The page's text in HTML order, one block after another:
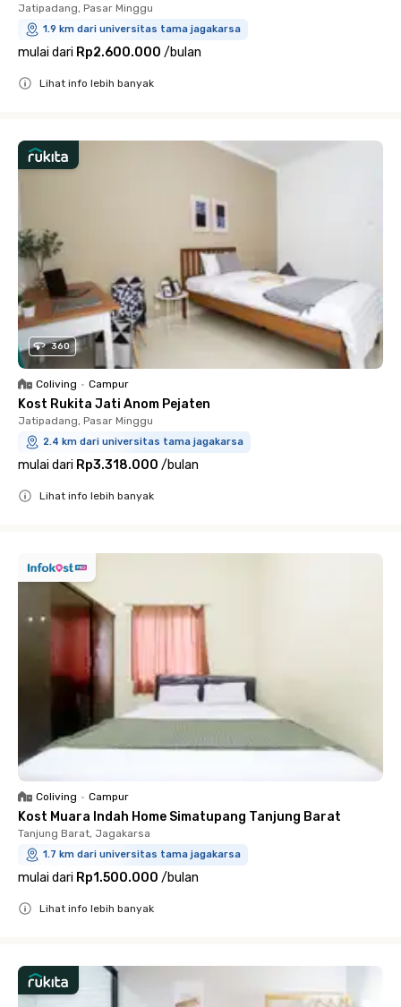
Jatipadang, Pasar Minggu
1.9 km dari universitas tama jagakarsa
mulai dari Rp2.600.000 /bulan
Lihat info lebih banyak
360
Coliving • Campur
Kost Rukita Jati Anom Pejaten
Jatipadang, Pasar Minggu
2.4 km dari universitas tama jagakarsa
mulai dari Rp3.318.000 /bulan
Lihat info lebih banyak
Coliving • Campur
Kost Muara Indah Home Simatupang Tanjung Barat
Tanjung Barat, Jagakarsa
1.7 km dari universitas tama jagakarsa
mulai dari Rp1.500.000 /bulan
Lihat info lebih banyak